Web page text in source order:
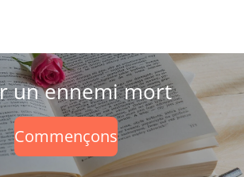
un ennemi mort
Commençons